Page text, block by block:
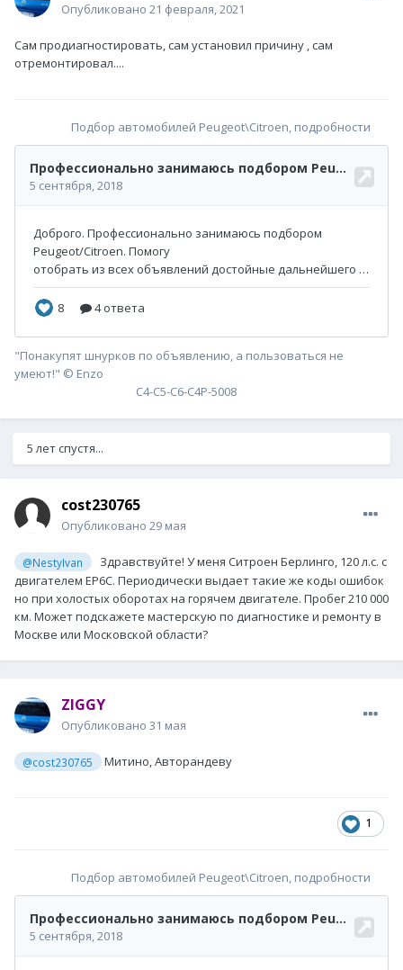
Опубликовано 21 февраля, 2021
Сам продиагностировать, сам установил причину , сам
отремонтировал....
Подбор автомобилей Peugeot\Citroen, подробности
"Понакупят шнурков по объявлению, а пользоваться не
умеют!" © Enzo
С4-С5-С6-С4P-5008
5 лет спустя...
cost230765
Опубликовано 29 мая
@NestyIvan
Здравствуйте! У меня Ситроен Берлинго, 120 л.с. с
двигателем ЕР6С. Периодически выдает такие же коды ошибок
но при холостых оборотах на горячем двигателе. Пробег 210 000
км. Может подскажете мастерскую по диагностике и ремонту в
Москве или Московской области?
ZIGGY
Опубликовано 31 мая
@cost230765 Митино, Авторандеву
1
Подбор автомобилей Peugeot\Citroen, подробности